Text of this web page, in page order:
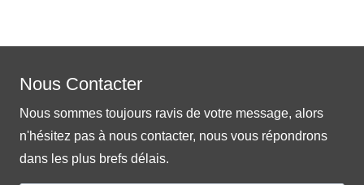
Nous Contacter
Nous sommes toujours ravis de votre message, alors
n'hésitez pas à nous contacter, nous vous répondrons
dans les plus brefs délais.